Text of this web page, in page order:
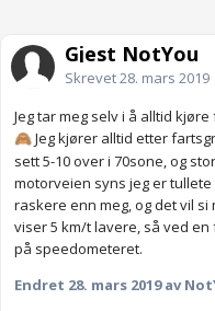
Gjest NotYou
Skrevet28. mars 2019
Jeg tar meg selv i å alltid
🙈 Jeg kjører alltid etter
sett 5-10 over i 70sone, og
motorveien syns jeg er
raskere enn meg, og det vil
viser 5 km/t lavere, så ved
på speedometeret.
Endret 28. mars 2019av